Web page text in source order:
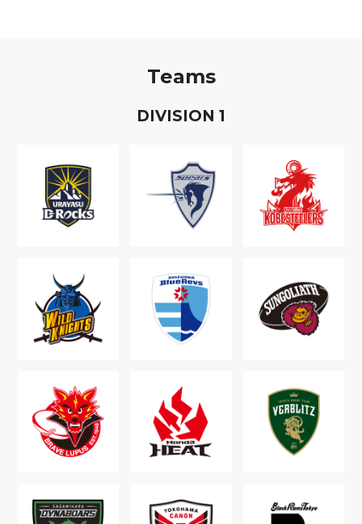
Teams
DIVISION 1